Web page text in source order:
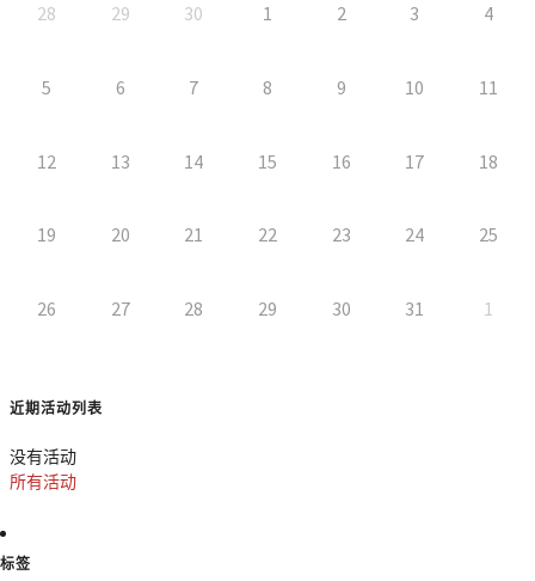
28 29 30 1 2 3 4
5 6 7 8 9 10 11
12 13 14 15 16 17 18
19 20 21 22 23 24 25
26 27 28 29 30 31 1
近期活动列表
没有活动
所有活动
标签